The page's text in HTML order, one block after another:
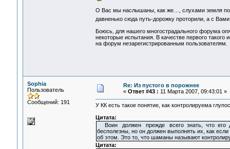
О Вас мы наслышаны, как же…, слухами земля
давненько сюда путь-дорожку проторили, а с
Боюсь, для нашего многострадального форума
некоторые испытания. В качестве первого
на форум незарегистрированным пользователям.
Sophia
Пользователь
Сообщений: 191
Re: Из пустого в порожнее
« Ответ #43 : 11 Марта 2007, 09:43:01 »
У КК есть такое понятие, как контролируема
Цитата:
Воин должен прежде всего знать, что его
бесполезны, но он должен выполнять их, как
об этом. Это то, что шаманы называют
Цитата: